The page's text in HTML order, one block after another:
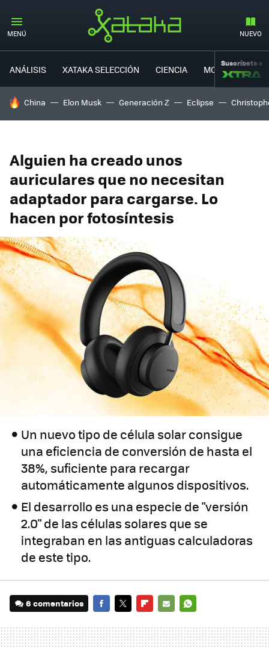
MENÚ NUEVO
ANÁLISIS XATAKA SELECCIÓN CIENCIA MOVILIDAD
Suscríbete a
HOY SE HABLA DE
China Elon Musk Generación Z Eclipse
Alguien ha creado unos
auriculares que no necesitan
adaptador para cargarse. Lo
hacen por fotosíntesis
Un nuevo tipo de célula solar consigue
una eficiencia de conversión de hasta el
38%, suficiente para recargar
automáticamente algunos dispositivos.
El desarrollo es una especie de "versión
2.0" de las células solares que se
integraban en las antiguas calculadoras
de este tipo.
6 comentarios
MAIL